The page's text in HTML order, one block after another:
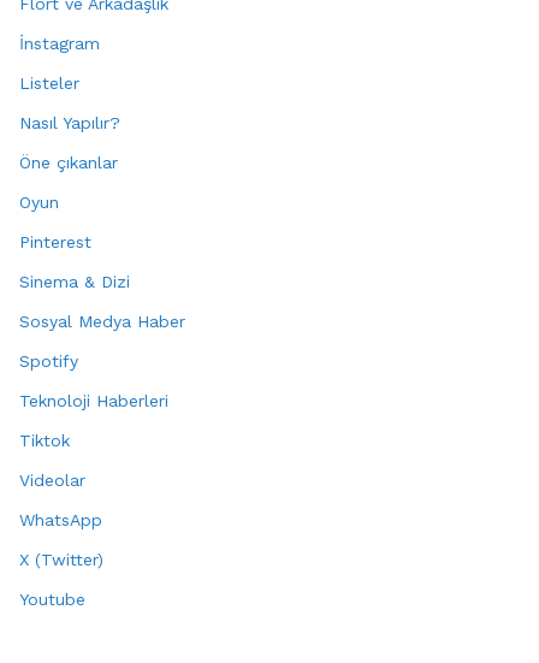
İnstagram
Listeler
Nasıl Yapılır?
Öne çıkanlar
Oyun
Pinterest
Sinema & Dizi
Sosyal Medya Haber
Spotify
Teknoloji Haberleri
Tiktok
Videolar
WhatsApp
X (Twitter)
Youtube